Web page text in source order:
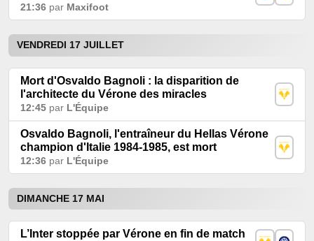
21:36 par Maxifoot
VENDREDI 17 JUILLET
Mort d'Osvaldo Bagnoli : la disparition de
l'architecte du Vérone des miracles
12:45 par L'Équipe
Osvaldo Bagnoli, l'entraîneur du Hellas Vérone
champion d'Italie 1984-1985, est mort
12:36 par L'Équipe
DIMANCHE 17 MAI
L’Inter stoppée par Vérone en fin de match